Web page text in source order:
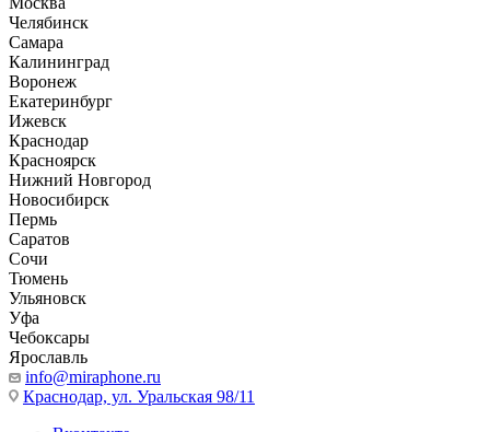
Челябинск
Самара
Калининград
Воронеж
Екатеринбург
Ижевск
Краснодар
Красноярск
Нижний Новгород
Новосибирск
Пермь
Саратов
Сочи
Тюмень
Ульяновск
Уфа
Чебоксары
Ярославль
info@miraphone.ru
Краснодар, ул. Уральская 98/11